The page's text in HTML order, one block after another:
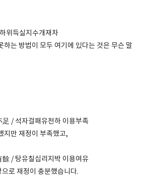
위득실지수개재차
하는 방법이 모두 여기에 있다는 것은 무슨 말
/ 석자걸패유천하 이용부족
지만 재정이 부족했고,
/ 탕유칠십리지박 이용여유
로 재정이 충분했습니다.